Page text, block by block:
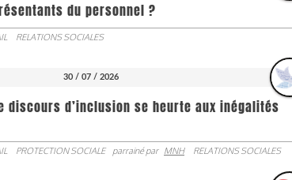
du personnel ?
RELATIONS SOCIALES
30 / 07 / 2026
discours d’inclusion se heurte aux inégalités
PROTECTION SOCIALE parrainé par MNH RELATIONS SOCIALES